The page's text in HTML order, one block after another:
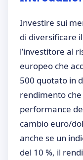
Investire sui
di diversificare
l’investitore al
europeo che
500 quotato in
rendimento
performance
cambio euro/
anche se un
del 10 %, il